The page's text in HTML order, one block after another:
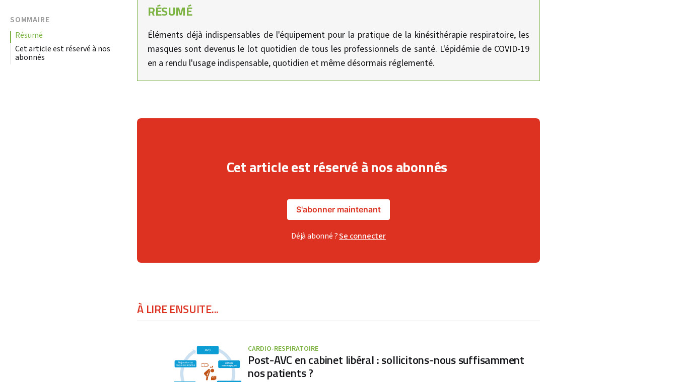
SOMMAIRE
résumé
Cet article est réservé à nos
abonnés
RÉSUMÉ
Éléments déjà indispensables de l'équipement pour la pratique de la kinésithérapie respiratoire, les
masques sont devenus le lot quotidien de tous les professionnels de santé. L'épidémie de COVID-19
en a rendu l'usage indispensable, quotidien et même désormais réglementé.
Cet article est réservé à nos abonnés
S'abonner maintenant
Déjà abonné ?Se connecter
À LIRE ENSUITE...
CARDIO-RESPIRATOIRE
Post-AVC en cabinet libéral : sollicitons-nous suffisamment
nos patients ?